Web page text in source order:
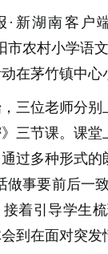
·新湖南客户
阳市农村小学
在茅竹镇中心
三位老师分
三节课。课
过多种形式
做事要前后一
着引导学生
到在面对突